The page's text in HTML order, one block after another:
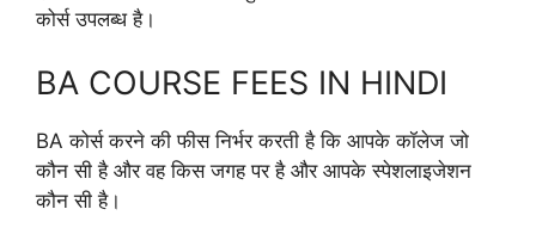
कोर्स उपलब्ध है।
BA COURSE FEES IN HINDI
BA कोर्स करने की फीस निर्भर करती है कि आपके कॉलेज जो
कौन सी है और वह किस जगह पर है और आपके स्पेशलाइजेशन
कौन सी है।